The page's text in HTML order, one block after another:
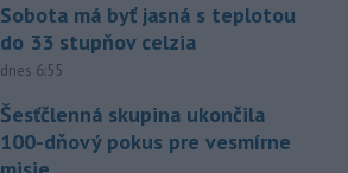
Sobota má byť jasná s teplotou
do 33 stupňov celzia
dnes 6:55
Šesťčlenná skupina ukončila
100-dňový pokus pre vesmírne